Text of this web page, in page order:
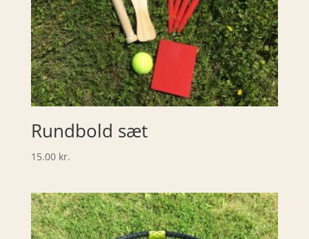
Rundbold sæt
15.00 kr.